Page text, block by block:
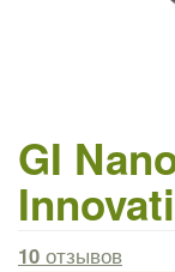
GI
10 отзывов